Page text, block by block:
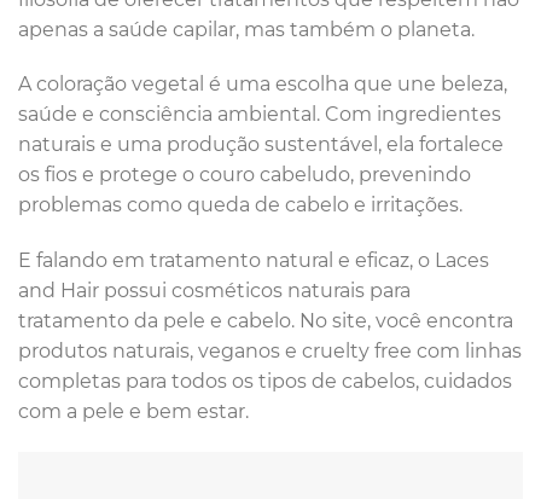
apenas a saúde capilar, mas também o planeta.
A coloração vegetal é uma escolha que une beleza,
saúde e consciência ambiental. Com ingredientes
naturais e uma produção sustentável, ela fortalece
os fios e protege o couro cabeludo, prevenindo
problemas como queda de cabelo e irritações.
E falando em tratamento natural e eficaz, o Laces
and Hair possui cosméticos naturais para
tratamento da pele e cabelo. No site, você encontra
produtos naturais, veganos e cruelty free com linhas
completas para todos os tipos de cabelos, cuidados
com a pele e bem estar.